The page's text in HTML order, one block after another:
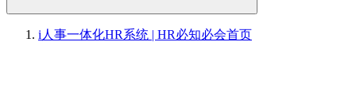
i人事一体化HR系统 | HR必知必会首页